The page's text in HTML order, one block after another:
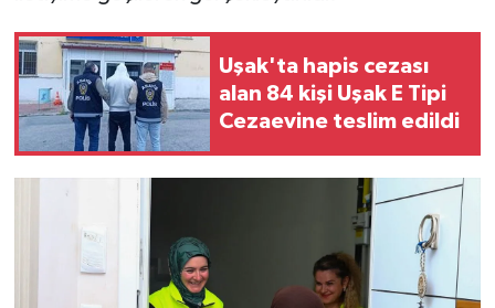
Uşak'ta hapis cezası
alan 84 kişi Uşak E Tipi
Cezaevine teslim edildi